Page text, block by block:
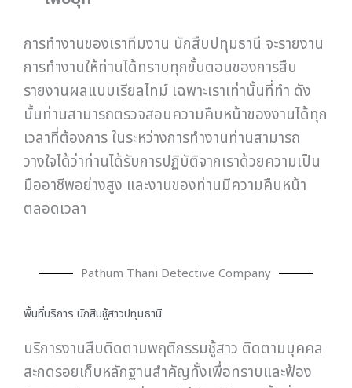
การทำงานของเราทีมงาน นักสืบปทุมธานี จะรายงาน
การทำงานให้ท่านได้ทราบทุกขั้นตอนของการสืบ
รายงานผลแบบเรียลไทม์ เฉพาะเราเท่านั้นที่ทำ ดัง
นั้นท่านสามารถตรวจสอบความคืบหน้าของงานได้ทุก
เวลาที่ต้องการ ในระหว่างการทำงานท่านสามารถ
วางใจได้ว่าท่านได้รับการปฏิบัติจากเราด้วยความเป็น
มืออาชีพอย่างสูง และงานของท่านมีความคืบหน้า
ตลอดเวลา
Pathum Thani Detective Company
พื้นที่บริการ นักสืบชู้สาวปทุมธานี
บริการงานสืบติดตามพฤติกรรมชู้สาว ติดตามบุคคล
สะกดรอยเก็บหลักฐานสำคัญทั้งเพื่อทราบและฟ้อง